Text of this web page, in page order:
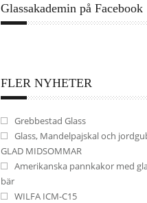
Glassakademin på Facebook
FLER NYHETER
Grebbestad Glass
Glass, Mandelpajskal och
GLAD MIDSOMMAR
Amerikanska pannkakor med
bär
WILFA ICM-C15